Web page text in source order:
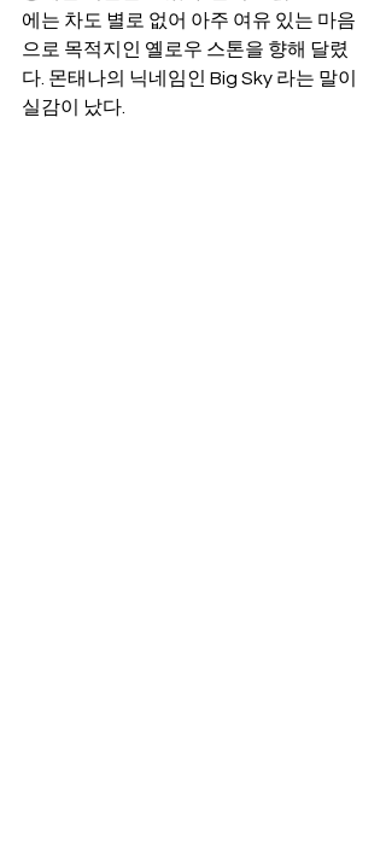
에는 차도 별로 없어 아주 여유 있는 마음
으로 목적지인 옐로우 스톤을 향해 달렸
다. 몬태나의 닉네임인 Big Sky 라는 말이
실감이 났다.